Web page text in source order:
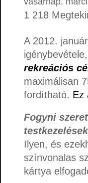
1 218
A 2012.
rekreációs
maximálisan
fordítható. Ez
Fogyni
Ilyen, és
színvonalas
kártya